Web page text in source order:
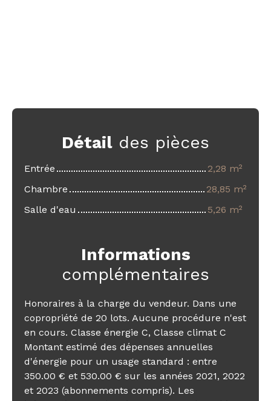
Détail des pièces
Entrée
2,28 m²
Chambre
28,85 m²
Salle d'eau
5,26 m²
Informations
complémentaires
Honoraires à la charge du vendeur. Dans une
copropriété de 20 lots. Aucune procédure n'est
en cours. Classe énergie C, Classe climat C
Montant estimé des dépenses annuelles
d'énergie pour un usage standard : entre
350.00 € et 530.00 € sur les années 2021, 2022
et 2023 (abonnements compris). Les